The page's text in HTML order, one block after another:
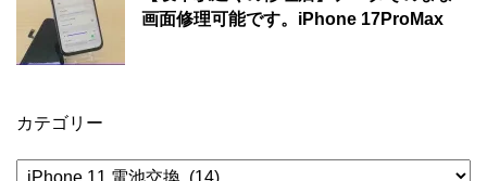
画面修理可能です。iPhone 17ProMax
カテゴリー
カ